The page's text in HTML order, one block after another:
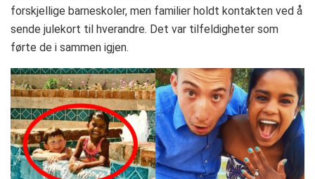
forskjellige barneskoler, men familier holdt kontakten ved å
sende julekort til hverandre. Det var tilfeldigheter som
førte de i sammen igjen.